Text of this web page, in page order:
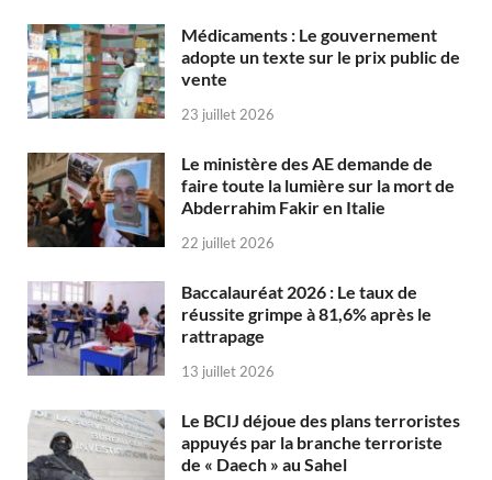
Médicaments : Le gouvernement
adopte un texte sur le prix public de
vente
23 juillet 2026
Le ministère des AE demande de
faire toute la lumière sur la mort de
Abderrahim Fakir en Italie
22 juillet 2026
Baccalauréat 2026 : Le taux de
réussite grimpe à 81,6% après le
rattrapage
13 juillet 2026
Le BCIJ déjoue des plans terroristes
appuyés par la branche terroriste
de « Daech » au Sahel